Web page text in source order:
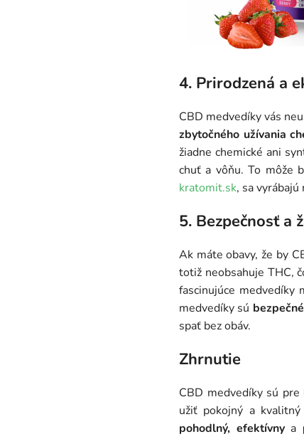
4. Prirodzená a
CBD medvedíky vás
zbytočného užívania
žiadne chemické ani
chuť a vôňu. To môže
kratomit.sk, sa
5. Bezpečnosť a
Ak máte obavy, že by
totiž neobsahuje THC,
fascinujúce medvedíky
medvedíky sú
spať bez obáv.
Zhrnutie
CBD medvedíky sú
užiť pokojný a
pohodlný, efektívny a